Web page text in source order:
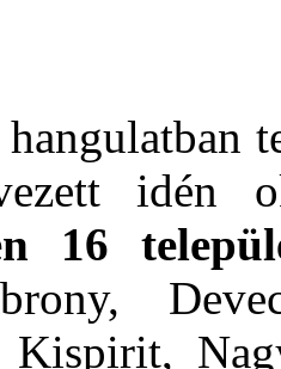
idén
16
Kispirit,